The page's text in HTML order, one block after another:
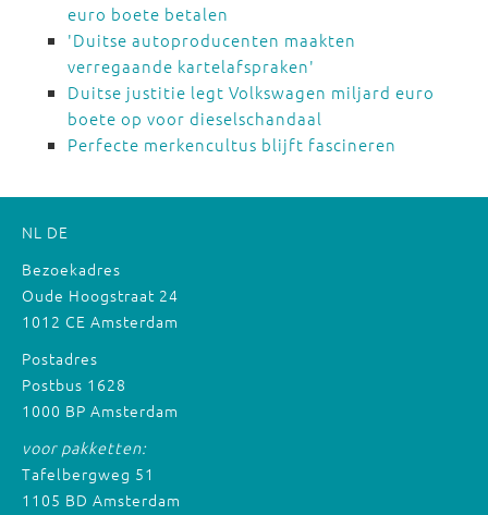
euro boete betalen
'Duitse autoproducenten maakten
verregaande kartelafspraken'
Duitse justitie legt Volkswagen miljard euro
boete op voor dieselschandaal
Perfecte merkencultus blijft fascineren
NL DE
Bezoekadres
Oude Hoogstraat 24
1012 CE Amsterdam
Postadres
Postbus 1628
1000 BP Amsterdam
voor pakketten:
Tafelbergweg 51
1105 BD Amsterdam